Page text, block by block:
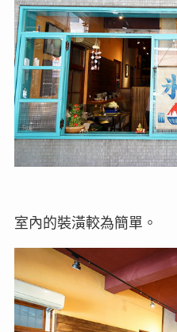
室內的裝潢較為簡單。